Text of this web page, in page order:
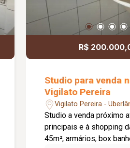
Salão de jogos;
de festas; 02 espaços
equipados; Mercado interno.
com excelente projeto
decoração,
privacidade. Excelente oportunidade
para quem busca
uma completa estrutura
conveniência.
R$
Studio para venda
Vigilato Pereira
Vigilato Pereira -
Studio a venda próximo
principais e à shopping da
45m², armários, box